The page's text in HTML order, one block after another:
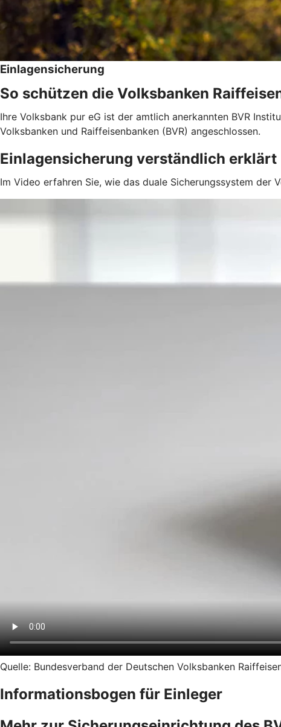
Einlagensicherung
So schützen die Volksbanken
Ihre Volksbank pur eG ist der amtlich anerkannten BVR
Volksbanken und Raiffeisenbanken (BVR) angeschlossen.
Einlagensicherung verständlich erklärt
Im Video erfahren Sie, wie das duale Sicherungssystem der
Quelle: Bundesverband der Deutschen Volksbanken
Informationsbogen für Einleger